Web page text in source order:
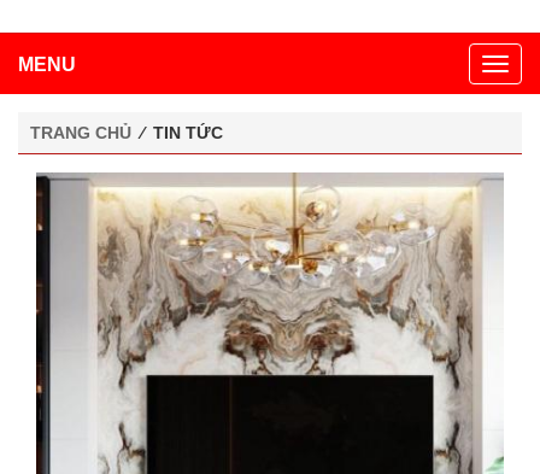
MENU
TRANG CHỦ ⁄ TIN TỨC